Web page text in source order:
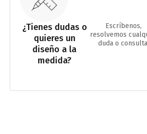
¿Tienes dudas o
quieres un
diseño a la
medida?
Escríbenos,
resolvemos
duda o